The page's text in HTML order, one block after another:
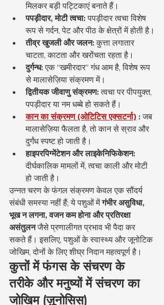
मिलकर बड़ी पट्टिकाएं बनाते हैं।
पपड़ीदार, मोटी त्वचा: पपड़ीदार त्वचा विशेष
रूप से गर्दन, पेट और पीठ के क्षेत्रों में होती है।
तीव्र खुजली और जलन: कुत्ता लगातार
चाटता, काटता और खरोंचता रहता है।
दुर्गन्ध: एक “खमीरदार” गंध आम है, विशेष रूप
से मालासेज़िया संक्रमण में।
द्वितीयक जीवाणु संक्रमण: त्वचा पर पीपयुक्त,
पपड़ीदार या नम धब्बे हो सकते हैं।
कान का संक्रमण (ओटिटिस एक्सटर्ना) : जब
मालासेज़िया फैलता है, तो कान से स्राव और
दुर्गंध स्पष्ट हो जाती है।
हाइपरपिग्मेंटेशन और लाइकेनिफिकेशन:
दीर्घकालिक मामलों में, त्वचा काली और मोटी
हो जाती है।
उन्नत चरण के फंगल संक्रमण केवल एक सौंदर्य
संबंधी समस्या नहीं हैं; ये पशुओं में गंभीर असुविधा,
भूख न लगना, वजन कम होना और प्रतिरक्षा
असंतुलन जैसे प्रणालीगत प्रभाव भी पैदा कर
सकते हैं। इसलिए, पशुओं के स्वास्थ्य और जूनोटिक
जोखिम, दोनों के लिए शीघ्र निदान महत्वपूर्ण है।
कुत्तों में फंगस के संचरण के
तरीके और मनुष्यों में संचरण का
जोखिम (ज़ूनोसिस)